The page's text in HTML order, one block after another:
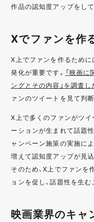
作品の認知度アップをし
Xでファンを作
X上でファンを作るため
発化が重要です。 「映画
ングとその内容」を調査し
ァンのツイートを見て判
X上で多くのファンがツ
ーションが生まれて話題
ャンペーン施策の実施に
増えて認知度アップが見
そのため、X上でファン
ョンを促し、話題性を生む
映画業界のキャ